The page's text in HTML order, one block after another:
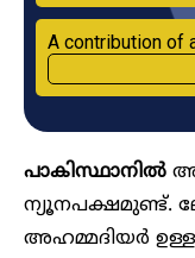
A contribution of
പാകിസ്ഥാനിൽ
ന്യൂനപക്ഷമുണ്ട്.
അഹമ്മദിയർ